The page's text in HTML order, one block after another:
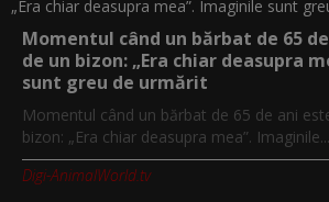
Momentul când un bărbat de 65
de un bizon: „Era chiar deasupra
sunt greu de urmărit
Momentul când un bărbat de 65 de ani
bizon: „Era chiar deasupra mea”. Imaginile...
Digi-AnimalWorld.tv